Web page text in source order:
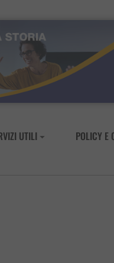
UTILI
POLICY E